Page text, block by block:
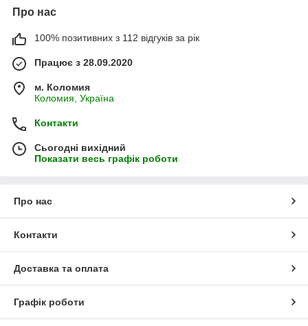
Про нас
100% позитивних з 112 відгуків за рік
Працює з 28.09.2020
м. Коломия
Коломия, Україна
Контакти
Сьогодні вихідний
Показати весь графік роботи
Про нас
Контакти
Доставка та оплата
Графік роботи